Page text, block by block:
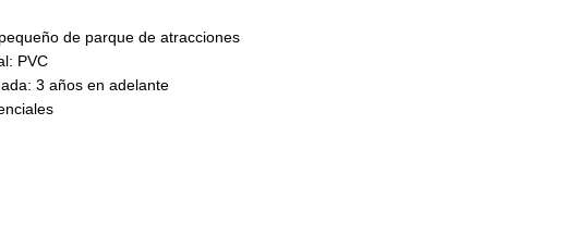
de parque de atracciones
PVC
3 años en adelante